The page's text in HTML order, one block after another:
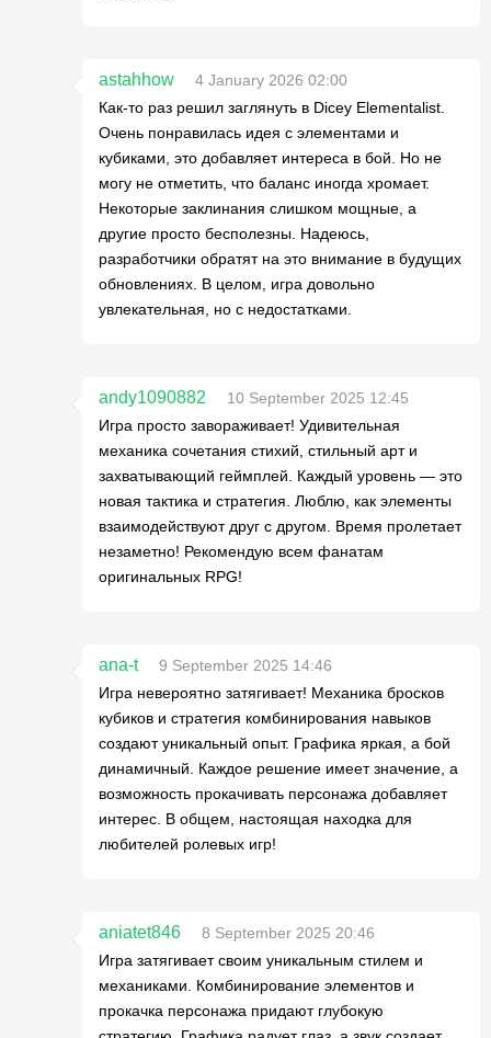
astahhow
4 January 2026 02:00
Как-то раз решил заглянуть в Dicey Elementalist.
Очень понравилась идея с элементами и
кубиками, это добавляет интереса в бой. Но не
могу не отметить, что баланс иногда хромает.
Некоторые заклинания слишком мощные, а
другие просто бесполезны. Надеюсь,
разработчики обратят на это внимание в будущих
обновлениях. В целом, игра довольно
увлекательная, но с недостатками.
andy1090882
10 September 2025 12:45
Игра просто завораживает! Удивительная
механика сочетания стихий, стильный арт и
захватывающий геймплей. Каждый уровень — это
новая тактика и стратегия. Люблю, как элементы
взаимодействуют друг с другом. Время пролетает
незаметно! Рекомендую всем фанатам
оригинальных RPG!
ana-t
9 September 2025 14:46
Игра невероятно затягивает! Механика бросков
кубиков и стратегия комбинирования навыков
создают уникальный опыт. Графика яркая, а бой
динамичный. Каждое решение имеет значение, а
возможность прокачивать персонажа добавляет
интерес. В общем, настоящая находка для
любителей ролевых игр!
aniatet846
8 September 2025 20:46
Игра затягивает своим уникальным стилем и
механиками. Комбинирование элементов и
прокачка персонажа придают глубокую